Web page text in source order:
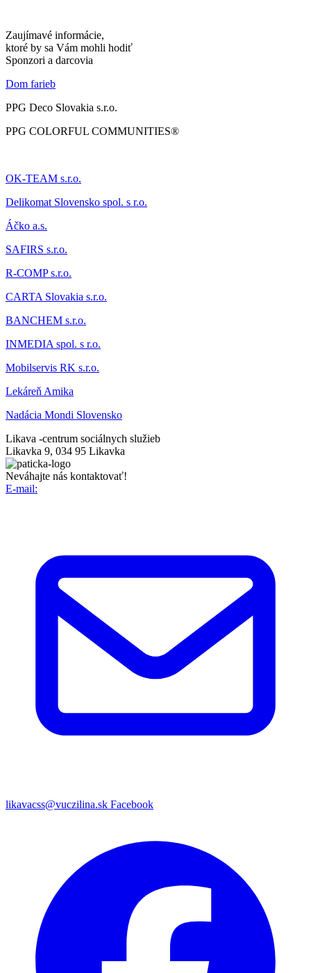
Zaujímavé informácie,
ktoré by sa Vám mohli hodiť
Sponzori a darcovia
Dom farieb
PPG Deco Slovakia s.r.o.
PPG COLORFUL COMMUNITIES®
OK-TEAM s.r.o.
Delikomat Slovensko spol. s r.o.
Áčko a.s.
SAFIRS s.r.o.
R-COMP s.r.o.
CARTA Slovakia s.r.o.
BANCHEM s.r.o.
INMEDIA spol. s r.o.
Mobilservis RK s.r.o.
Lekáreň Amika
Nadácia Mondi Slovensko
Likava -centrum sociálnych služieb
Likavka 9, 034 95 Likavka
Neváhajte nás kontaktovať!
E-mail:
likavacss@vuczilina.sk Facebook